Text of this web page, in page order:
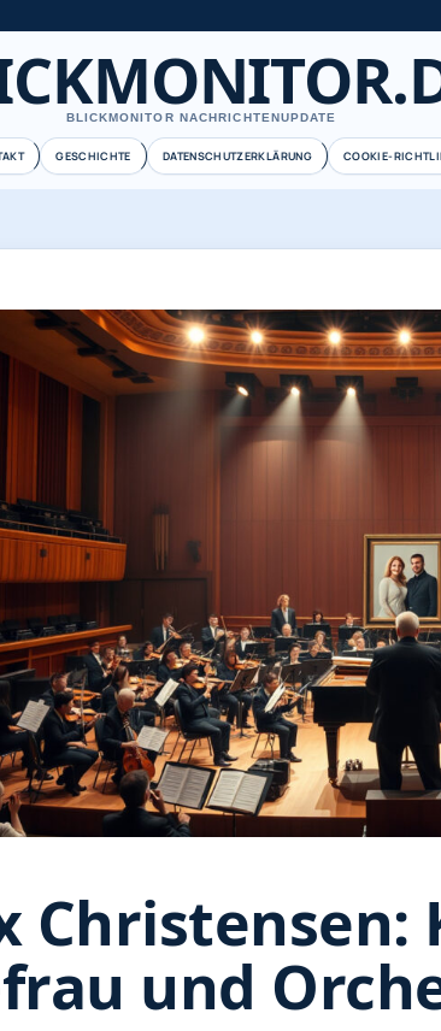
BLICKMONITOR NACHRICHTENUPDATE
GESCHICHTE DATENSCHUTZERKLÄRUNG COOKIE-
Christensen:
und